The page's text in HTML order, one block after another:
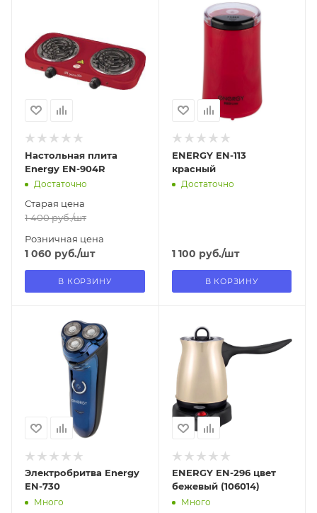
В наличии в пункте
самовывоза
Нет
Настольная плита
Energy EN-904R
Достаточно
Старая цена
1 400руб./шт
Розничная цена
1 060 руб./шт
В КОРЗИНУ
Отправим
13.08.2026
ENERGY EN-113
красный
Достаточно
1 100 руб./шт
В КОРЗИНУ
Отправим
11.08.2026
В наличии в пункте
самовывоза
Электробритва Energy
EN-730
Много
Отправим
13.08.2026
В наличии в пункте
самовывоза
ENERGY EN-296 цвет
бежевый (106014)
Много